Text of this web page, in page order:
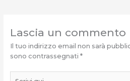
Lascia un commento
Il tuo indirizzo email non sarà
sono contrassegnati *